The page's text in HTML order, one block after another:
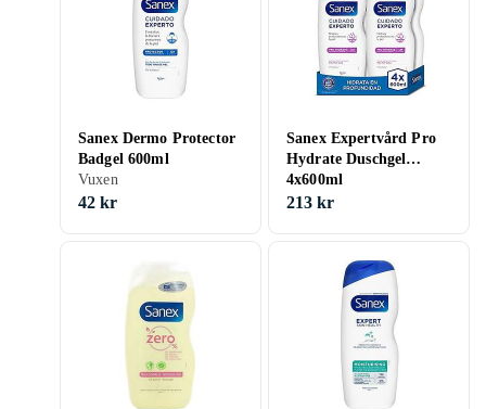
Sanex Dermo Protector
Badgel 600ml
Vuxen
42 kr
Sanex Expertvård Pro
Hydrate Duschgel
4x600ml
213 kr